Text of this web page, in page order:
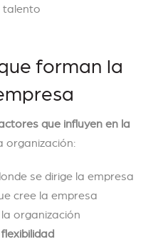
talento
forman la
que influyen en la
organización:
se dirige la empresa
cree la empresa
organización